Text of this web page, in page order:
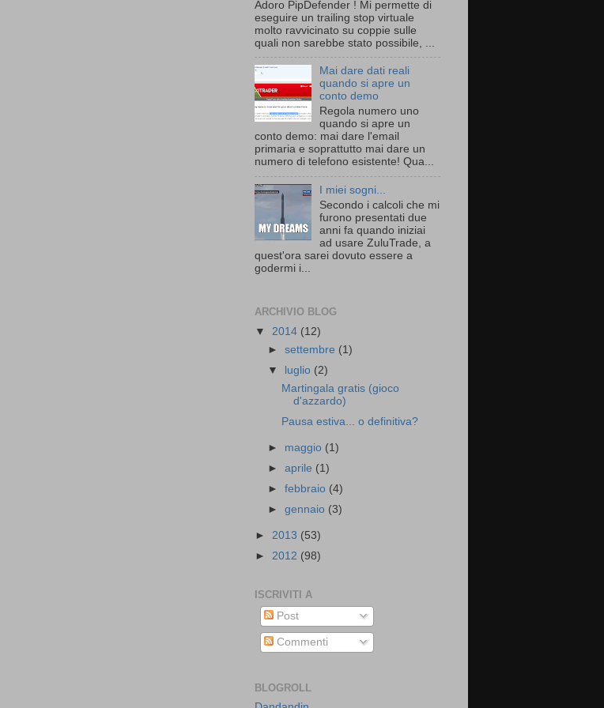
Adoro PipDefender ! Mi permette di
eseguire un trailing stop virtuale
molto ravvicinato su coppie sulle
quali non sarebbe stato possibile, ...
Mai dare dati reali
quando si apre un
conto demo
Regola numero uno
quando si apre un
conto demo: mai dare l'email
primaria e soprattutto mai dare un
numero di telefono esistente! Qua...
I miei sogni...
Secondo i calcoli che mi
furono presentati due
anni fa quando iniziai
ad usare ZuluTrade, a
quest'ora sarei dovuto essere a
godermi i...
ARCHIVIO BLOG
▼ 2014 (12)
►settembre (1)
▼
luglio (2)
Martingala gratis (gioco
d'azzardo)
Pausa estiva... o definitiva?
► maggio (1)
►aprile (1)
►febbraio (4)
►gennaio (3)
► 2013 (53)
► 2012 (98)
ISCRIVITI A
Post
Commenti
BLOGROLL